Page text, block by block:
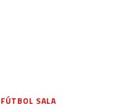
FÚTBOL SALA